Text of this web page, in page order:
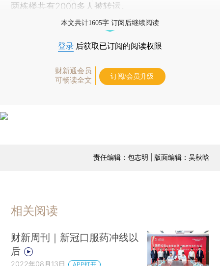
两栋楼共有2000多人被转运。
本文共计1605字 订阅后继续阅读
登录 后获取已订阅的阅读权限
财新通会员
可畅读全文
订阅/会员升级
责任编辑：包志明 | 版面编辑：吴秋晗
相关阅读
财新周刊｜新冠口服药冲线以
后
2022年08月13日 APP打开